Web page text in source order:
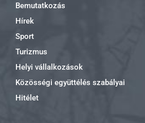
Bemutatkozás
Hírek
Sport
Turizmus
Helyi vállalkozások
Közösségi együttélés szabályai
Hitélet